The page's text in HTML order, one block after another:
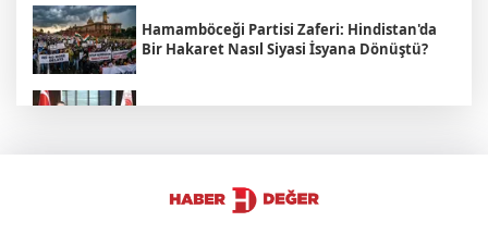
Hamamböceği Partisi Zaferi: Hindistan'da
Bir Hakaret Nasıl Siyasi İsyana Dönüştü?
Rapçi Yüşa Keskin hakkında karar verildi